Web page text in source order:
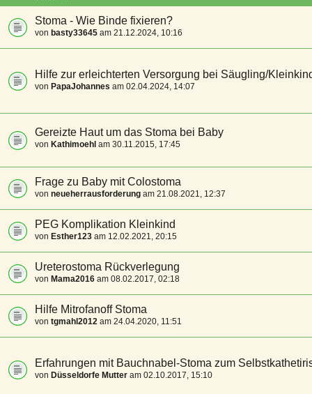
Stoma - Wie Binde fixieren?
von basty33645 am 21.12.2024, 10:16
Hilfe zur erleichterten Versorgung bei Säugling/
von PapaJohannes am 02.04.2024, 14:07
Gereizte Haut um das Stoma bei Baby
von Kathimoehl am 30.11.2015, 17:45
Frage zu Baby mit Colostoma
von neueherrausforderung am 21.08.2021, 12:37
PEG Komplikation Kleinkind
von Esther123 am 12.02.2021, 20:15
Ureterostoma Rückverlegung
von Mama2016 am 08.02.2017, 02:18
Hilfe Mitrofanoff Stoma
von tgmahl2012 am 24.04.2020, 11:51
Erfahrungen mit Bauchnabel-Stoma zum
von Düsseldorfe Mutter am 02.10.2017, 15:10